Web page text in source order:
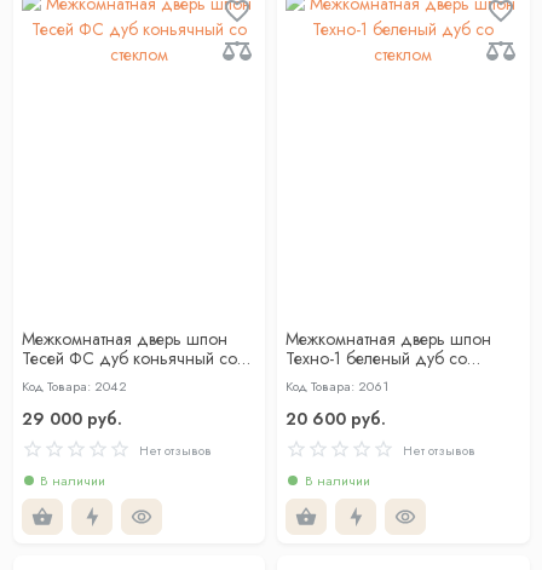
Межкомнатная дверь шпон
Тесей ФС дуб коньячный со
стеклом
Код Товара: 2042
29 000 руб.
Нет отзывов
В наличии
Межкомнатная дверь шпон
Техно-1 беленый дуб со
стеклом
Код Товара: 2061
20 600 руб.
Нет отзывов
В наличии